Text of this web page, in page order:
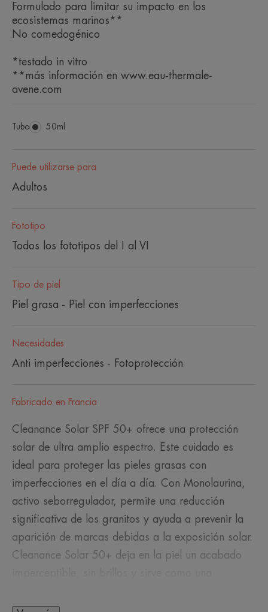
Formulado para limitar su impacto en los
ecosistemas marinos**
No comedogénico
*testado in vitro
**más información en www.eau-thermale-
avene.com
Tubo Tubo
50ml
Puede utilizarse para
Adultos
Fototipo
Todos los fototipos del I al VI
Tipo de piel
Piel grasa - Piel con imperfecciones
Necesidades
Anti imperfecciones - Fotoprotección
Fabricado en Francia
Cleanance Solar SPF 50+ ofrece una protección
solar de ultra amplio espectro. Este cuidado es
ideal para proteger las pieles grasas con
imperfecciones en el día a día. Con Monolaurina,
activo seborregulador, permite una reducción
significativa de los granitos y ayuda a prevenir la
aparición de marcas debidas a la exposición solar.
Cleanance Solar 50+ deja en la piel un acabado
además resistente al agua.